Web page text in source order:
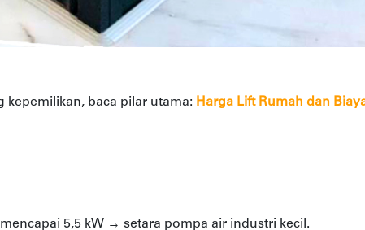
baca pilar utama: Harga Lift Rumah dan
5,5 kW → setara pompa air industri kecil.